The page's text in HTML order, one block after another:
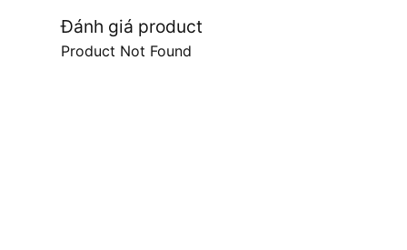
Đánh giá product
Product Not Found